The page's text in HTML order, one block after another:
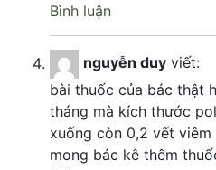
Bình luận
nguyễn duy viết:
bài thuốc của bác thật
tháng mà kích thước
xuống còn 0,2 vết
mong bác kê thêm